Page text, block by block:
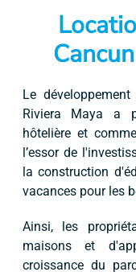
Le
Riviera Maya a
hôtelière et
l’essor de
la construction
vacances pour les
Ainsi, les
maisons et
croissance du